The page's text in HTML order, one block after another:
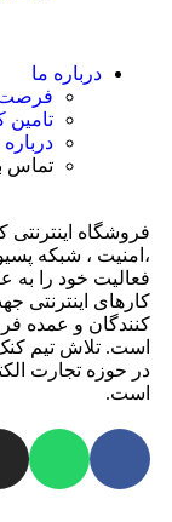
درباره ما
فرصت
تامین
درباره
تماس
فروشگاه
،امنیت ، شبکه
فعالیت خود را
کارهای اینترنتی
کنندگان و عمده
است. تلاش تیم
در حوزه تجارت
است.